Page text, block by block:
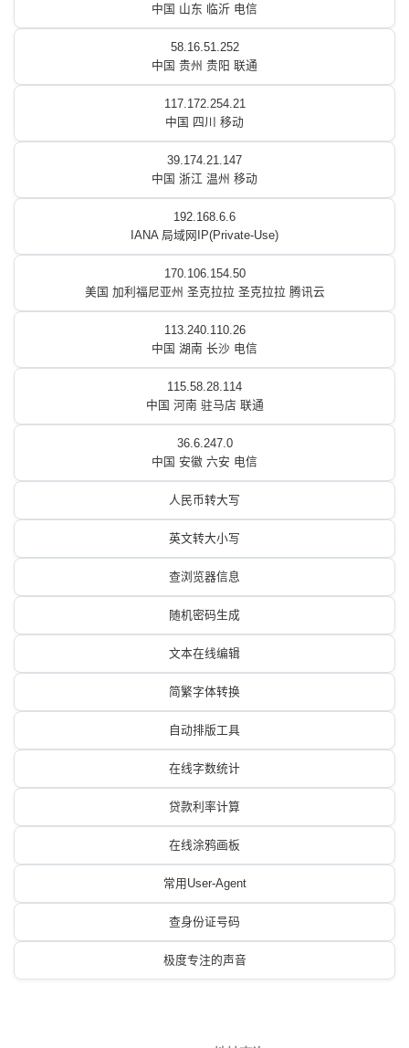
中国 山东 临沂 电信
58.16.51.252
中国 贵州 贵阳 联通
117.172.254.21
中国 四川 移动
39.174.21.147
中国 浙江 温州 移动
192.168.6.6
IANA 局域网IP(Private-Use)
170.106.154.50
美国 加利福尼亚州 圣克拉拉 圣克拉拉 腾讯云
113.240.110.26
中国 湖南 长沙 电信
115.58.28.114
中国 河南 驻马店 联通
36.6.247.0
中国 安徽 六安 电信
人民币转大写
英文转大小写
查浏览器信息
随机密码生成
文本在线编辑
简繁字体转换
自动排版工具
在线字数统计
贷款利率计算
在线涂鸦画板
常用User-Agent
查身份证号码
极度专注的声音